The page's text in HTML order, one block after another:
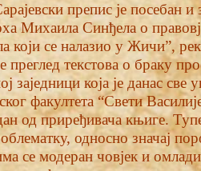
препис је посебан
Михаила Синђела о
који се налазио у Жичи”,
преглед текстова о браку
заједници која је данас
факултета “Свети
од приређивача књиге.
односно значај
се модеран човјек и